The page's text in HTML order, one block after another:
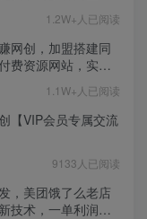
（9448期）2024网易云音乐人挂机项目，单机日入150+，无脑月入5000+
1.2W+人已阅读
网创，加盟搭建同
费资源网站，实现
1.1W+人已阅读
【VIP会员专属交流
9133人已阅读
，美团饿了么老店
技术，一单利润